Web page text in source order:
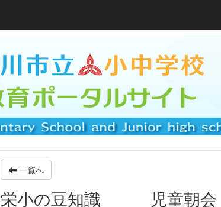
一覧へ
栄小の豆知識 児童朝会「